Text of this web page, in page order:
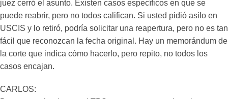
juez cerró el asunto. Existen casos específicos en que se
puede reabrir, pero no todos califican. Si usted pidió asilo en
USCIS y lo retiró, podría solicitar una reapertura, pero no es tan
fácil que reconozcan la fecha original. Hay un memorándum de
la corte que indica cómo hacerlo, pero repito, no todos los
casos encajan.
CARLOS: